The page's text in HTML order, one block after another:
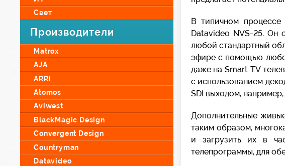
Свет
Производители
Matrox
AJA
ARRI
Atomos
Aviwest
BlackMagic Design
Convergent Design
Countryman
Datavideo
В типичном
Datavideo NVS-25. Он
любой стандартный
эфире с помощью
даже на Smart TV
с использованием
SDI выходом,
Дополнительные
таким образом,
и загрузить их в
телепрограммы, для